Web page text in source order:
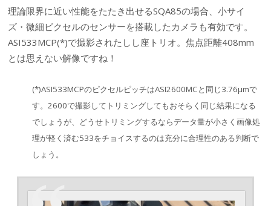
理論限界に近い性能をたたき出せるSQA85の場合、小サイ
ズ・微細ビクセルのセンサーを搭載したカメラも有効です。
ASI533MCP(*)で撮影されたしし座トリオ。焦点距離408mm
とは思えない解像ですね！
(*)ASI533MCPのピクセルピッチはASI2600MCと同じ3.76μmで
す。2600で撮影してトリミングしてもおそらく同じ結果になる
でしょうが、どうせトリミングするならデータ量が小さく画像処
理が軽く済む533をチョイスするのは充分に合理性のある判断で
しょう。